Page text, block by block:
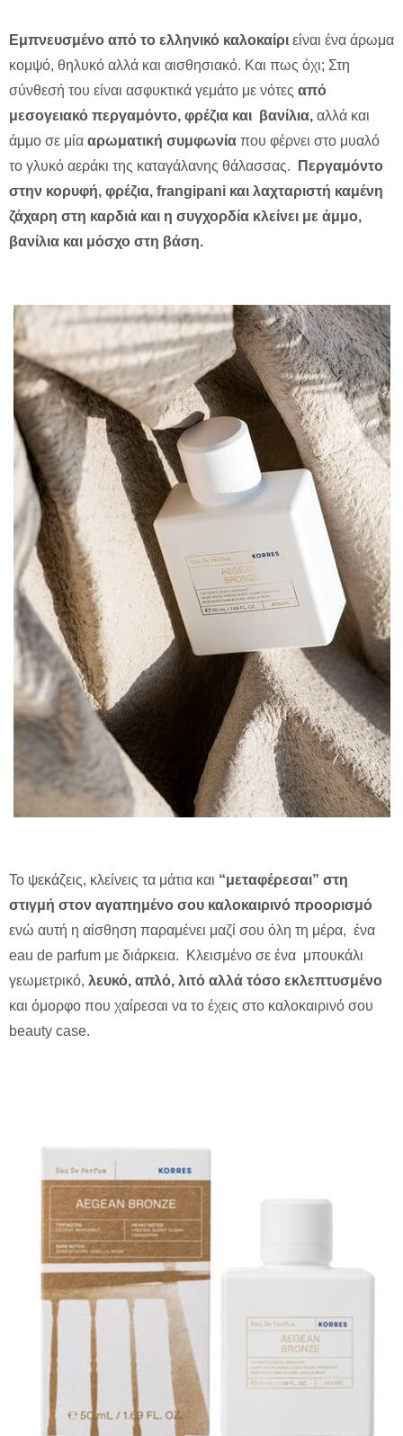
Εμπνευσμένο από το ελληνικό καλοκαίρι είναι ένα άρωμα
κομψό, θηλυκό αλλά και αισθησιακό. Και πως όχι; Στη
σύνθεσή του είναι ασφυκτικά γεμάτο με νότες από
μεσογειακό περγαμόντο, φρέζια και βανίλια, αλλά και
άμμο σε μία αρωματική συμφωνία που φέρνει στο μυαλό
το γλυκό αεράκι της καταγάλανης θάλασσας.
Περγαμόντο
στην κορυφή, φρέζια, frangipani και λαχταριστή καμένη
ζάχαρη στη καρδιά και η συγχορδία κλείνει με άμμο,
βανίλια και μόσχο στη βάση.
Το ψεκάζεις, κλείνεις τα μάτια και “μεταφέρεσαι” στη
στιγμή στον αγαπημένο σου καλοκαιρινό προορισμό
ενώ αυτή η αίσθηση παραμένει μαζί σου όλη τη μέρα, ένα
eau de parfum με διάρκεια. Κλεισμένο σε ένα μπουκάλι
γεωμετρικό, λευκό, απλό, λιτό αλλά τόσο εκλεπτυσμένο
και όμορφο που χαίρεσαι να το έχεις στο καλοκαιρινό σου
beauty case.